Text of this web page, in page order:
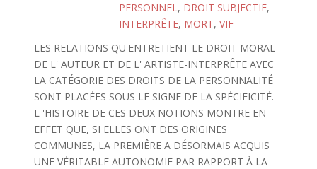
PERSONNEL, DROIT SUBJECTIF,
INTERPRÊTE, MORT, VIF
LES RELATIONS QU'ENTRETIENT LE DROIT MORAL
DE L' AUTEUR ET DE L' ARTISTE-INTERPRÊTE AVEC
LA CATÉGORIE DES DROITS DE LA PERSONNALITÉ
SONT PLACÉES SOUS LE SIGNE DE LA SPÉCIFICITÉ.
L 'HISTOIRE DE CES DEUX NOTIONS MONTRE EN
EFFET QUE, SI ELLES ONT DES ORIGINES
COMMUNES, LA PREMIÊRE A DÉSORMAIS ACQUIS
UNE VÉRITABLE AUTONOMIE PAR RAPPORT À LA